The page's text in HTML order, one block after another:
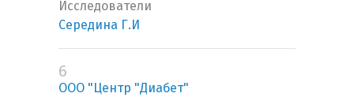
Исследователи
Середина Г.И
6
ООО "Центр "Диабет"